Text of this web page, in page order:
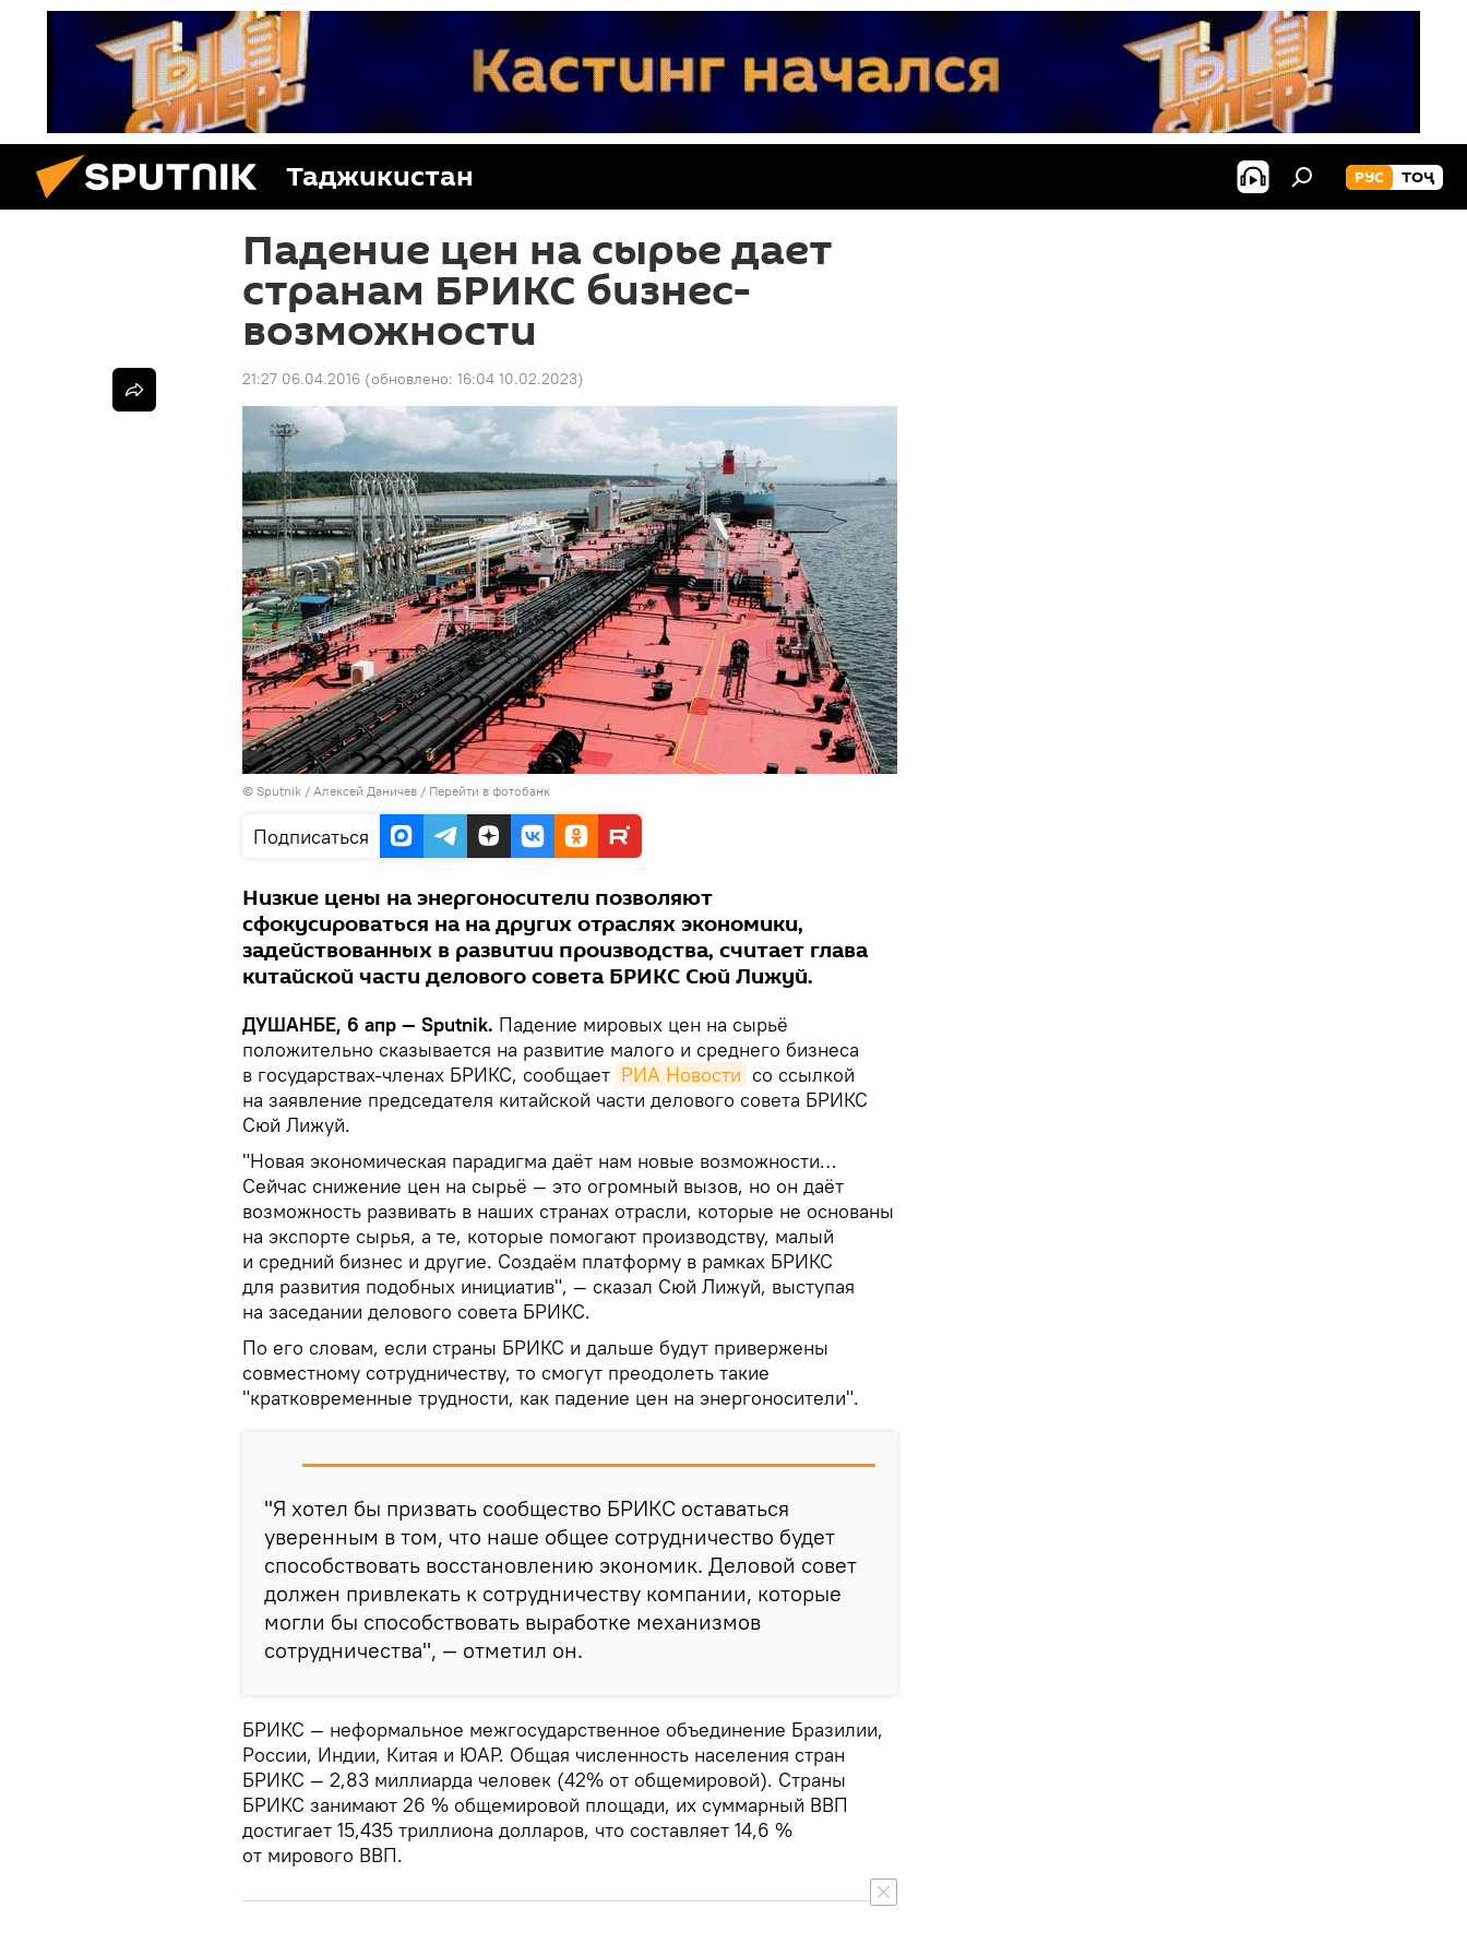
Таджикистан РУС ТОҶ
Падение цен на сырье дает
странам БРИКС бизнес-
возможности
21:27 06.04.2016 (обновлено: 16:04 10.02.2023)
© Sputnik / Алексей Даничев / Перейти в фотобанк
Подписаться
Низкие цены на энергоносители позволяют
сфокусироваться на на других отраслях экономики,
задействованных в развитии производства, считает глава
китайской части делового совета БРИКС Сюй Лижуй.
ДУШАНБЕ, 6 апр — Sputnik. Падение мировых цен на сырьё
положительно сказывается на развитие малого и среднего бизнеса
в государствах-членах БРИКС, сообщает РИА Новости со ссылкой
на заявление председателя китайской части делового совета БРИКС
Сюй Лижуй.
"Новая экономическая парадигма даёт нам новые возможности…
Сейчас снижение цен на сырьё — это огромный вызов, но он даёт
возможность развивать в наших странах отрасли, которые не основаны
на экспорте сырья, а те, которые помогают производству, малый
и средний бизнес и другие. Создаём платформу в рамках БРИКС
для развития подобных инициатив", — сказал Сюй Лижуй, выступая
на заседании делового совета БРИКС.
По его словам, если страны БРИКС и дальше будут привержены
совместному сотрудничеству, то смогут преодолеть такие
"кратковременные трудности, как падение цен на энергоносители".
"Я хотел бы призвать сообщество БРИКС оставаться
уверенным в том, что наше общее сотрудничество будет
способствовать восстановлению экономик. Деловой совет
должен привлекать к сотрудничеству компании, которые
могли бы способствовать выработке механизмов
сотрудничества", — отметил он.
БРИКС — неформальное межгосударственное объединение Бразилии,
России, Индии, Китая и ЮАР. Общая численность населения стран
БРИКС — 2,83 миллиарда человек (42% от общемировой). Страны
БРИКС занимают 26 % общемировой площади, их суммарный ВВП
достигает 15,435 триллиона долларов, что составляет 14,6 %
от мирового ВВП.